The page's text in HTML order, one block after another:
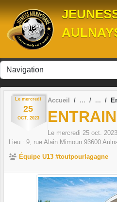
Le mercredi
25
OCT. 2023
Accueil
Le mercredi 25 oct. 2023
Lieu : 9, rue Alain Mimoun 93600
Équipe U13 #toutpourlagagne